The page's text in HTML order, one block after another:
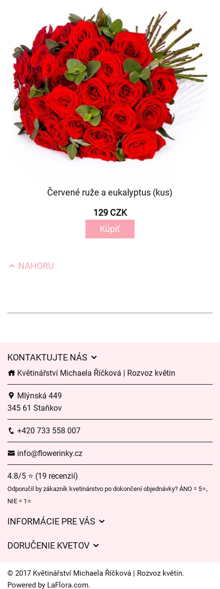
Červené ruže a eukalyptus (kus)
129 CZK
Kúpiť
NAHORU
KONTAKTUJTE NÁS
Květinářství Michaela Říčková | Rozvoz květin
Mlýnská 449
345 61 Staňkov
+420 733 558 007
info@flowerinky.cz
4.8/5 ⭐ (19 recenzií)
Odporučil by zákazník kvetinárstvo po dokončení objednávky? ÁNO = 5⭐,
NIE = 1⭐
INFORMÁCIE PRE VÁS
Časy doručenia kvetov – prehľad možností
DORUČENIE KVETOV
Kam doručujeme kvety
© 2017 Květinářství Michaela Říčková | Rozvoz květin.
Powered by LaFlora.com.